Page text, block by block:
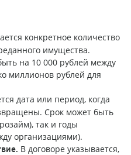
конкретное количество
имущества.
на 10 000 рублей между
миллионов рублей для
дата или период, когда
Срок может быть
так и годы
организациями).
В договоре указывается,